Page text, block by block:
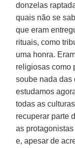
donzelas
quais não se
que eram
rituais, como
uma honra.
religiosas como
soube nada das
estudamos
todas as
recuperar parte
as
e, apesar de